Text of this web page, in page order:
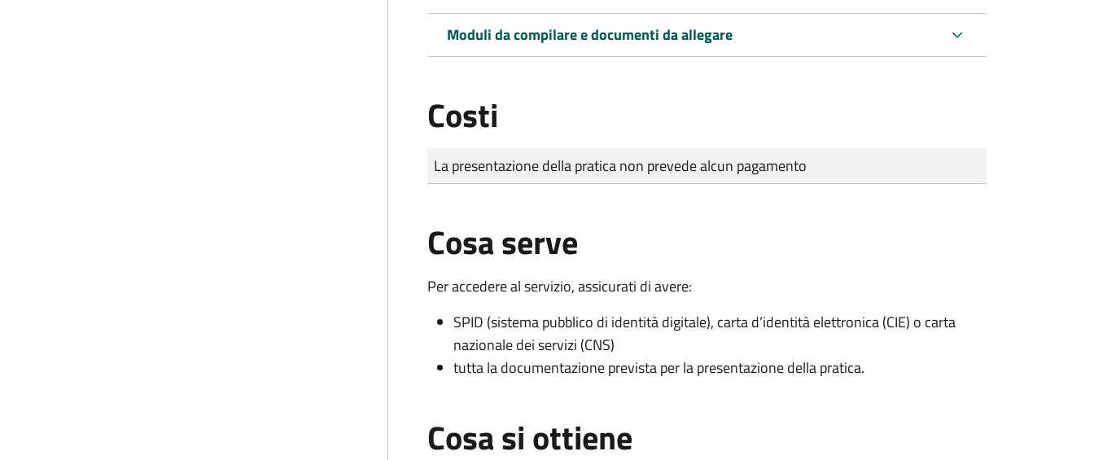
Moduli da compilare e documenti da allegare
Costi
Tipo di pagamento
Importo
La presentazione della pratica non prevede alcun pagamento
Cosa serve
Per accedere al servizio, assicurati di avere:
SPID (sistema pubblico di identità digitale), carta d’identità elettronica (CIE) o carta
nazionale dei servizi (CNS)
tutta la documentazione prevista per la presentazione della pratica.
Cosa si ottiene